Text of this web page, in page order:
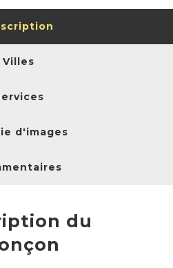
Villes
d'images
du